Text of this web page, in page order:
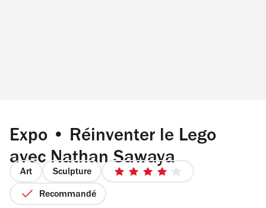
Expo • Réinventer le Lego
avec Nathan Sawaya
Art Sculpture
4
Recommandé